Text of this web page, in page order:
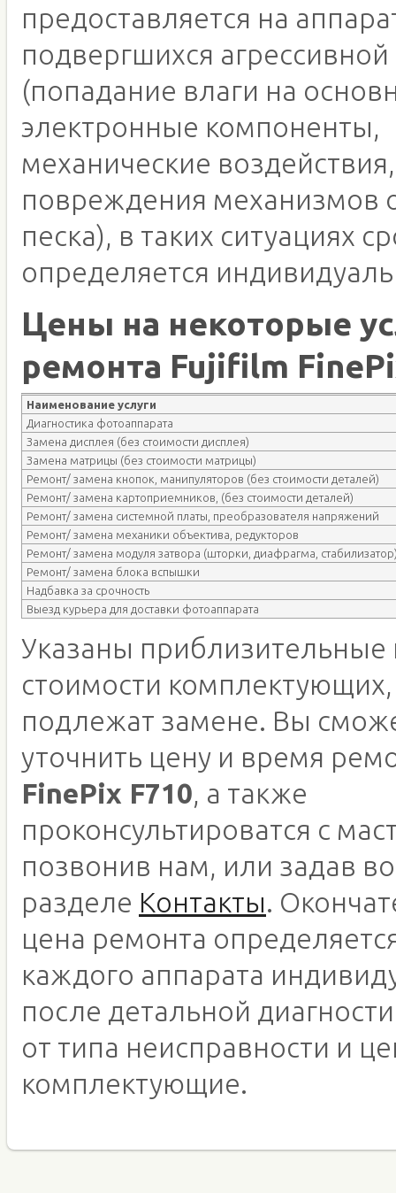
предоставляется на
подвергшихся
(попадание влаги на
электронные компоненты,
механические воздействия,
повреждения механизмов
песка), в таких ситуациях
определяется
Цены на некоторые
ремонта Fujifilm
Наименование услуги
Диагностика фотоаппарата
Замена дисплея (без стоимости дисплея)
Замена матрицы (без стоимости матрицы)
Ремонт/ замена кнопок, манипуляторов (без стоимости деталей)
Ремонт/ замена картоприемников, (без стоимости деталей)
Ремонт/ замена системной платы, преобразователя напряжений
Ремонт/ замена механики объектива, редукторов
Ремонт/ замена модуля затвора (шторки, диафрагма,
Ремонт/ замена блока вспышки
Надбавка за срочность
Выезд курьера для доставки фотоаппарата
Указаны приблизительные
стоимости
подлежат замене. Вы
уточнить цену и время
FinePix F710, а также
проконсультироватся с
позвонив нам, или задав
разделе Контакты.
цена ремонта
каждого аппарата
после детальной
от типа неисправности и
комплектующие.